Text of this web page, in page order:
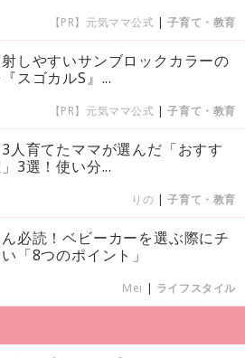
【PR】元気ママ公式 |子育て・教育
しやすいサンブロックカラーの
スゴカルS』...
【PR】元気ママ公式 |子育て・教育
3人育てたママが選んだ「おすす
3選！使い分...
りの |子育て・教育
必読！ベビーカーを選ぶ際にチ
「8つのポイント」
Mei | ライフスタイル